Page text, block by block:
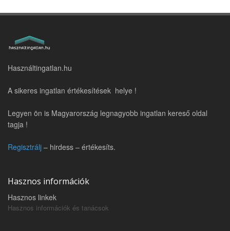
Használtingatlan.hu
A sikeres ingatlan értékesítések helye !
Legyen ön is Magyarország legnagyobb ingatlan kereső oldal
tagja !
Regisztrálj – hirdess – értékesíts.
Hasznos információk
Hasznos linkek
Hasznos információk és tanácsok